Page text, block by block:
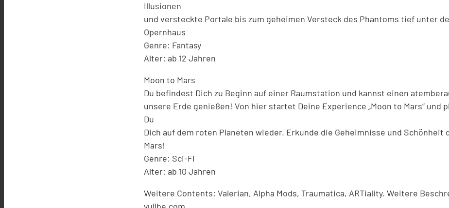
Illusionen
und versteckte Portale bis zum geheimen Versteck des Phantoms tief unter
Opernhaus
Genre: Fantasy
Alter: ab 12 Jahren
Moon to Mars
Du befindest Dich zu Beginn auf einer Raumstation und kannst einen
unsere Erde genießen! Von hier startet Deine Experience „Moon to Mars“ und
Du
Dich auf dem roten Planeten wieder. Erkunde die Geheimnisse und Schönheit
Mars!
Genre: Sci-Fi
Alter: ab 10 Jahren
Weitere Contents: Valerian, Alpha Mods, Traumatica, ARTiality. Weitere